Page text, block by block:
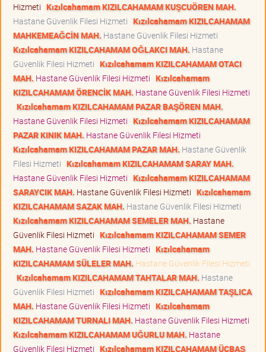
Hizmeti Kızılcahamam KIZILCAHAMAM KUŞCUÖREN MAH.
Hastane Güvenlik Filesi Hizmeti Kızılcahamam KIZILCAHAMAM
MAHKEMEAĞCİN MAH. Hastane Güvenlik Filesi Hizmeti
Kızılcahamam KIZILCAHAMAM OĞLAKCI MAH. Hastane
Güvenlik Filesi Hizmeti Kızılcahamam KIZILCAHAMAM OTACI
MAH. Hastane Güvenlik Filesi Hizmeti Kızılcahamam
KIZILCAHAMAM ÖRENCİK MAH. Hastane Güvenlik Filesi Hizmeti
Kızılcahamam KIZILCAHAMAM PAZAR BAŞÖREN MAH.
Hastane Güvenlik Filesi Hizmeti Kızılcahamam KIZILCAHAMAM
PAZAR KINIK MAH. Hastane Güvenlik Filesi Hizmeti
Kızılcahamam KIZILCAHAMAM PAZAR MAH. Hastane Güvenlik
Filesi Hizmeti Kızılcahamam KIZILCAHAMAM SARAY MAH.
Hastane Güvenlik Filesi Hizmeti Kızılcahamam KIZILCAHAMAM
SARAYCIK MAH. Hastane Güvenlik Filesi Hizmeti Kızılcahamam
KIZILCAHAMAM SAZAK MAH. Hastane Güvenlik Filesi Hizmeti
Kızılcahamam KIZILCAHAMAM SEMELER MAH. Hastane
Güvenlik Filesi Hizmeti Kızılcahamam KIZILCAHAMAM SEMER
MAH. Hastane Güvenlik Filesi Hizmeti Kızılcahamam
KIZILCAHAMAM SÜLELER MAH. Hastane Güvenlik Filesi Hizmeti
Kızılcahamam KIZILCAHAMAM TAHTALAR MAH. Hastane
Güvenlik Filesi Hizmeti Kızılcahamam KIZILCAHAMAM TAŞLICA
MAH. Hastane Güvenlik Filesi Hizmeti Kızılcahamam
KIZILCAHAMAM TURNALI MAH. Hastane Güvenlik Filesi Hizmeti
Kızılcahamam KIZILCAHAMAM UĞURLU MAH. Hastane
Güvenlik Filesi Hizmeti Kızılcahamam KIZILCAHAMAM ÜÇBAŞ